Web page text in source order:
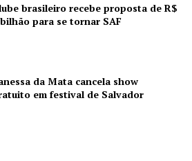
brasileiro recebe proposta de R$
para se tornar SAF
da Mata cancela show
em festival de Salvador